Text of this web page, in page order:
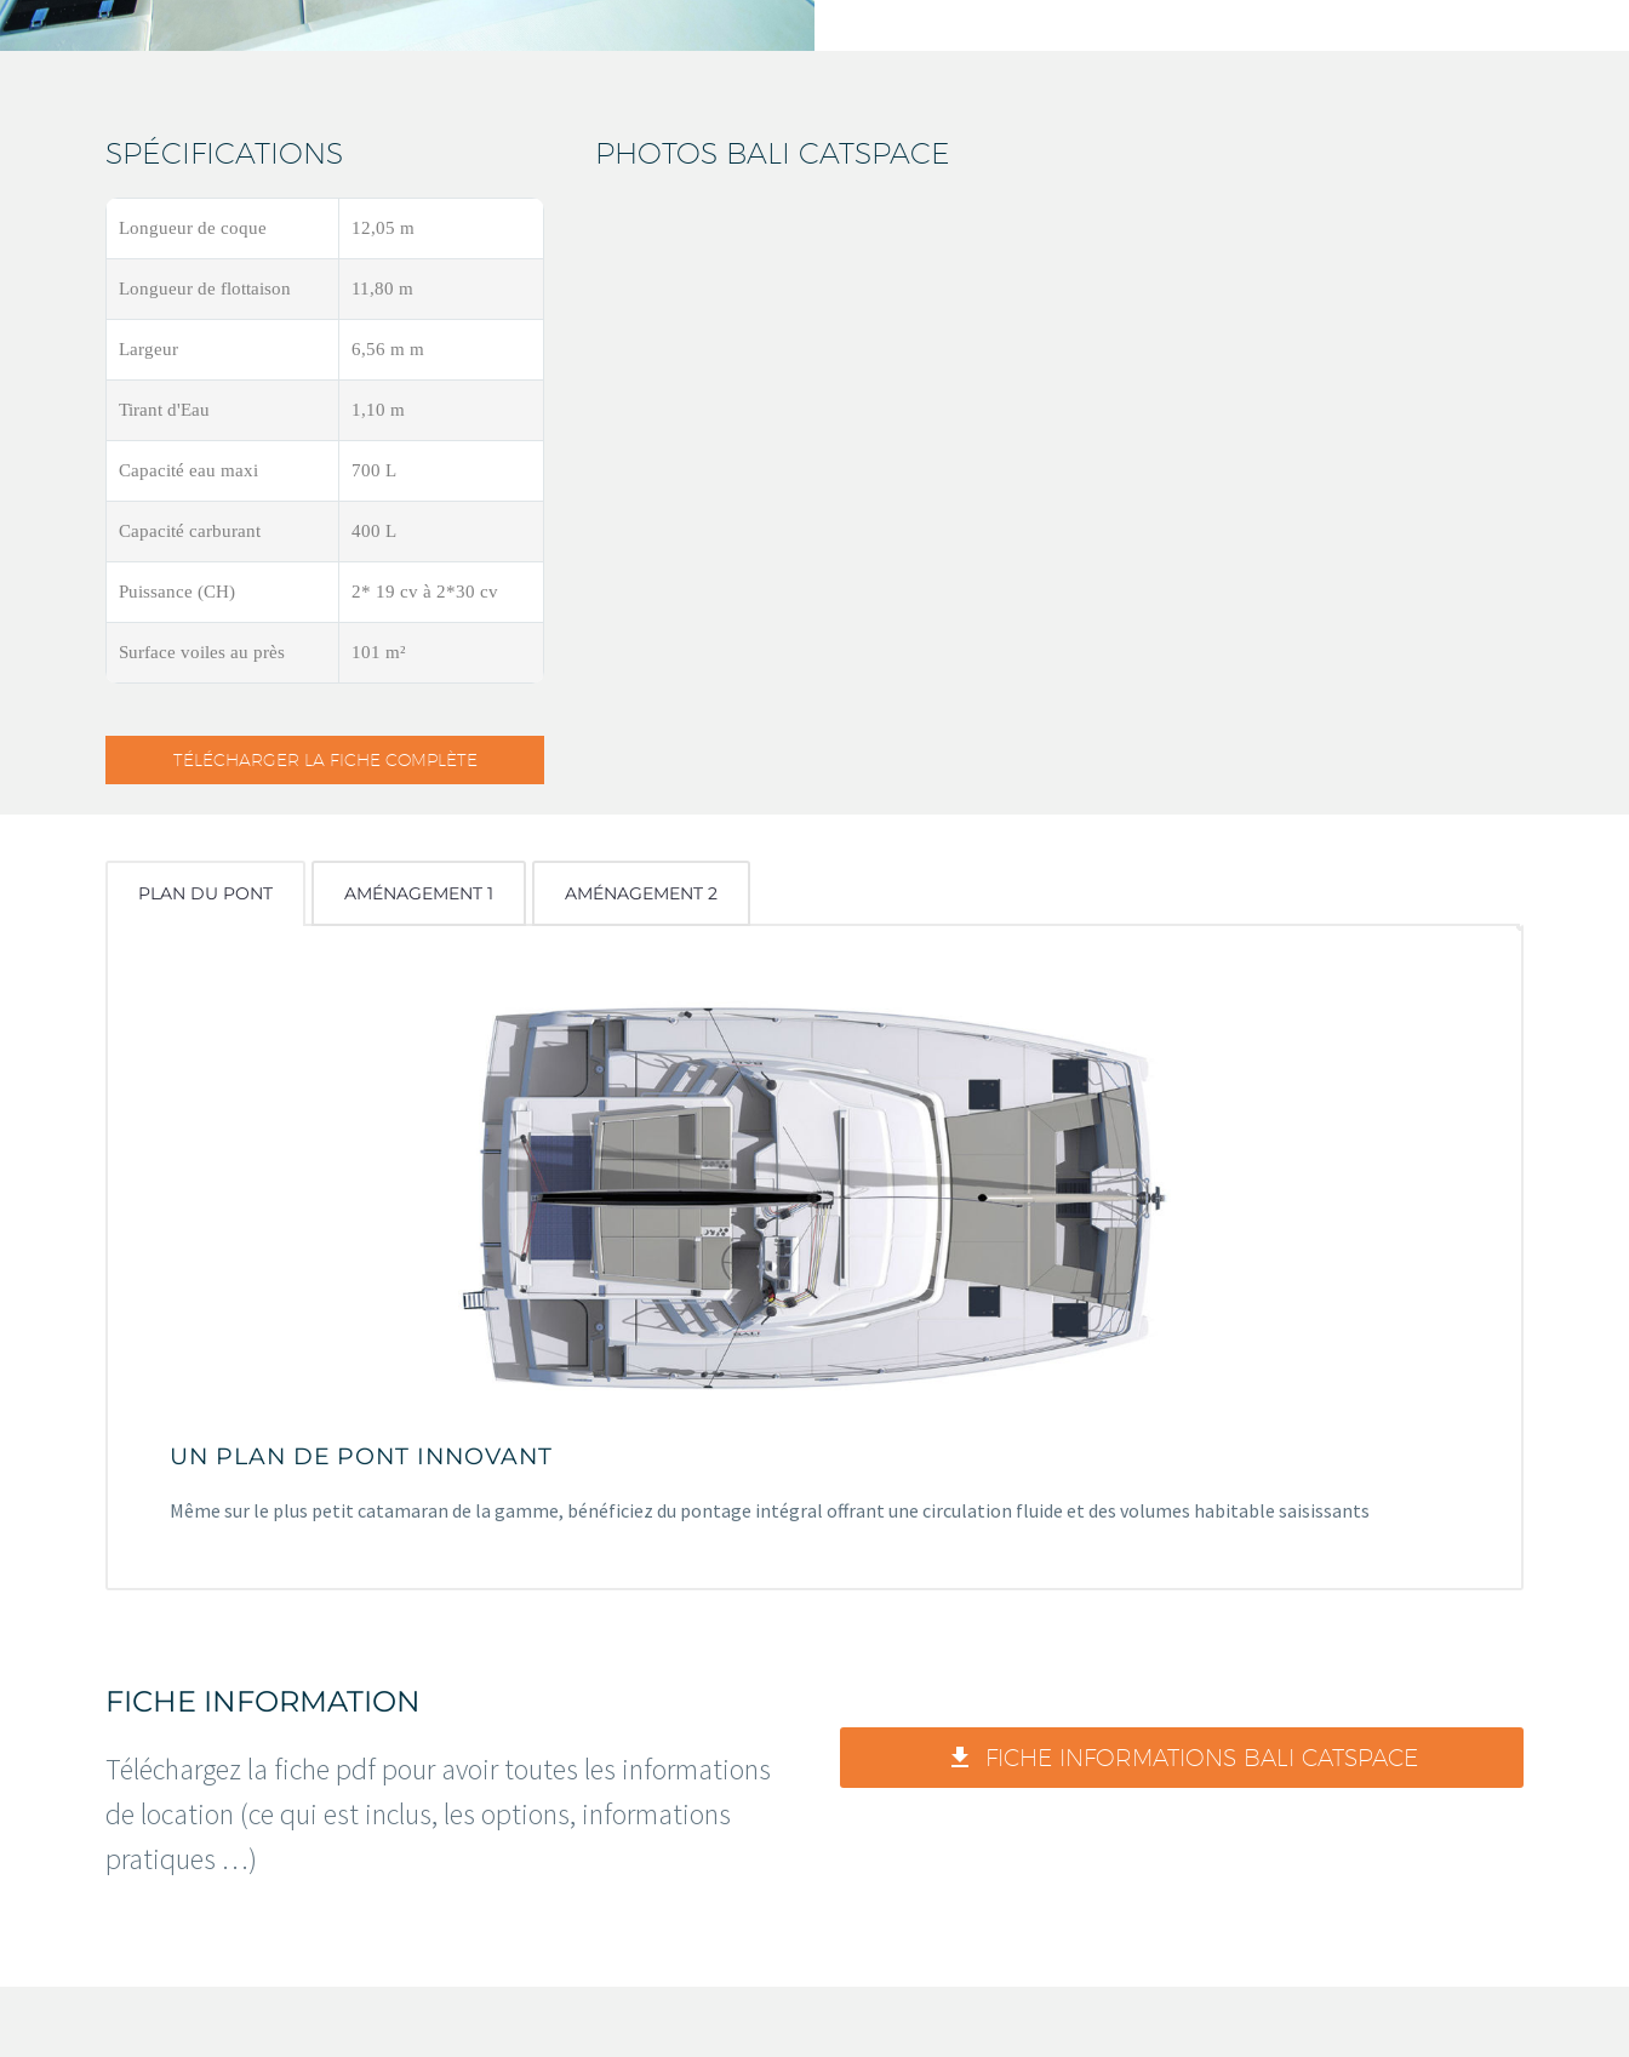
SPÉCIFICATIONS
Longueur de coque 12,05 m
Longueur de flottaison 11,80 m
Largeur 6,56 m m
Tirant d'Eau 1,10 m
Capacité eau maxi 700 L
Capacité carburant 400 L
Puissance (CH) 2* 19 cv à 2*30 cv
Surface voiles au près 101 m²
TÉLÉCHARGER LA FICHE COMPLÈTE
PHOTOS BALI CATSPACE
PLAN DU PONT AMÉNAGEMENT 1 AMÉNAGEMENT 2
UN PLAN DE PONT INNOVANT
Même sur le plus petit catamaran de la gamme, bénéficiez du pontage intégral offrant une circulation fluide et des volumes habitable saisissants
FICHE INFORMATION
Téléchargez la fiche pdf pour avoir toutes les informations
de location (ce qui est inclus, les options, informations
pratiques …)
 FICHE INFORMATIONS BALI CATSPACE